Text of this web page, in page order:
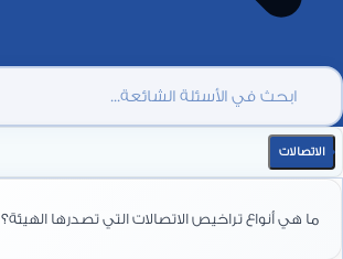
الاتصالات
ما هي أنواع تراخيص الاتصالات التي تصدرها الهيئة؟